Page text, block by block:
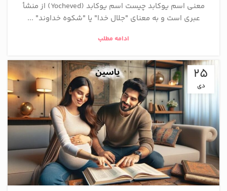
معنی اسم یوکابد چیست اسم یوکابد (Yocheved) از منشأ
عبری است و به معنای "جلال خدا" یا "شکوه خداوند" ...
ادامه مطلب
25
دی